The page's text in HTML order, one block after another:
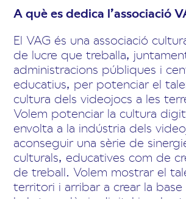
A què es dedica l’associació
El VAG és una associació
de lucre que treballa,
administracions públiques i
educatius, per potenciar el
cultura dels videojocs a les
Volem potenciar la cultura
envolta a la indústria dels
aconseguir una sèrie de
culturals, educatives com de
de treball. Volem mostrar el
territori i arribar a crear la